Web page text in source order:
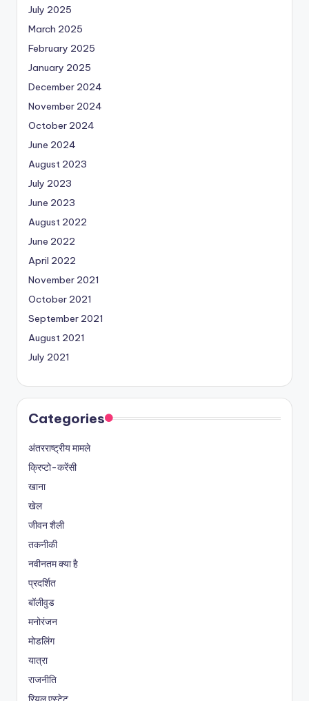
July 2025
March 2025
February 2025
January 2025
December 2024
November 2024
October 2024
June 2024
August 2023
July 2023
June 2023
August 2022
June 2022
April 2022
November 2021
October 2021
September 2021
August 2021
July 2021
Categories
अंतरराष्ट्रीय मामले
क्रिप्टो-करेंसी
खाना
खेल
जीवन शैली
तकनीकी
नवीनतम क्या है
प्रदर्शित
बॉलीवुड
मनोरंजन
मोडलिंग
यात्रा
राजनीति